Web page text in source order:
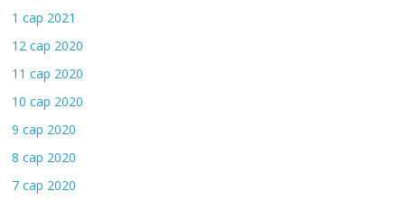
1 сар 2021
12 сар 2020
11 сар 2020
10 сар 2020
9 сар 2020
8 сар 2020
7 сар 2020